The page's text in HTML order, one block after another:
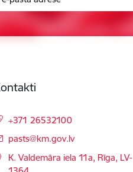
+371 26532100
E-pasts:
pasts@km.gov.lv
K. Valdemāra iela 11a, Rīga, LV-